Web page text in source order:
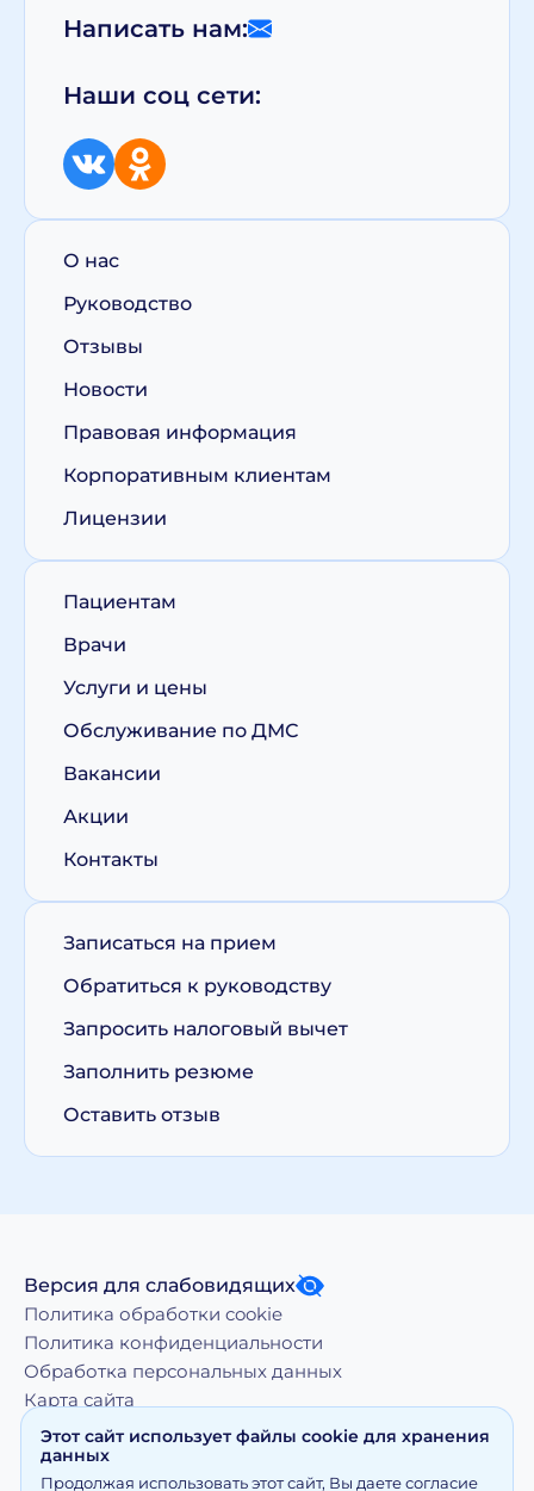
Написать нам:
Наши соц сети:
О нас
Руководство
Отзывы
Новости
Правовая информация
Корпоративным клиентам
Лицензии
Пациентам
Врачи
Услуги и цены
Обслуживание по ДМС
Вакансии
Акции
Контакты
Записаться на прием
Обратиться к руководству
Запросить налоговый вычет
Заполнить резюме
Оставить отзыв
Версия для слабовидящих
Политика обработки cookie
Политика конфиденциальности
Обработка персональных данных
Карта сайта
Этот сайт использует файлы cookie для хранения
данных
Продолжая использовать этот сайт, Вы даете согласие